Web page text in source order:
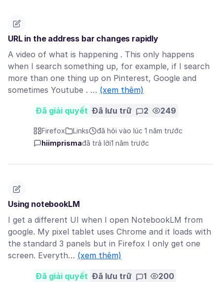
URL in the address bar changes rapidly
A video of what is happening . This only happens
when I search something up, for example, if I search
more than one thing up on Pinterest, Google and
sometimes Youtube . … (xem thêm)
Đã giải quyết Đã lưu trữ 2 249
Firefox Links
đã hỏi vào lúc 1 năm trước
hiimprismađã trả lời1 năm trước
Using notebookLM
I get a different UI when I open NotebookLM from
google. My pixel tablet uses Chrome and it loads with
the standard 3 panels but in Firefox I only get one
screen. Everyth… (xem thêm)
Đã giải quyết Đã lưu trữ 1 200